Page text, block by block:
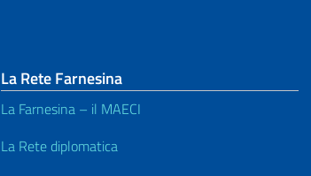
La Rete Farnesina
La Farnesina – il MAECI
La Rete diplomatica